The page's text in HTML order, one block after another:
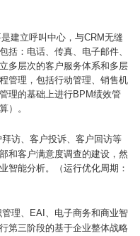
建立呼叫中心，与CRM无缝
括：电话、传真、电子邮件、
多层次的客户服务体系和多层
管理，包括行动管理、销售机
理的基础上进行BPM绩效管
）。
访、客户投诉、客户回访等
和客户满意度调查的建设，然
智能分析。（运行优化周期：
理、EAI、电子商务和商业智
第三阶段的基于企业整体战略